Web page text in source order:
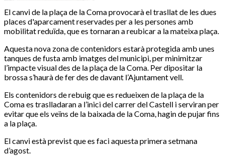
El canvi de la plaça de la Coma provocarà el trasllat de les dues
places d'aparcament reservades per a les persones amb
mobilitat reduïda, que es tornaran a reubicar a la mateixa plaça.
Aquesta nova zona de contenidors estarà protegida amb unes
tanques de fusta amb imatges del municipi, per minimitzar
l’impacte visual des de la plaça de la Coma. Per dipositar la
brossa s’haurà de fer des de davant l’Ajuntament vell.
Els contenidors de rebuig que es redueixen de la plaça de la
Coma es traslladaran a l’inici del carrer del Castell i serviran per
evitar que els veïns de la baixada de la Coma, hagin de pujar fins
a la plaça.
El canvi està previst que es faci aquesta primera setmana
d’agost.